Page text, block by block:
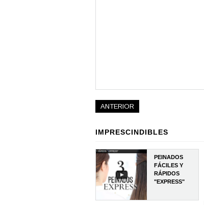
ANTERIOR
IMPRESCINDIBLES
PEINADOS
FÁCILES Y
RÁPIDOS
"EXPRESS"